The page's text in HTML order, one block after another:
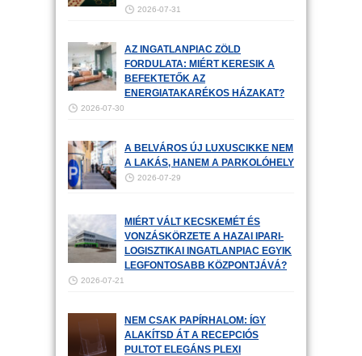
2026-07-31
AZ INGATLANPIAC ZÖLD
FORDULATA: MIÉRT KERESIK A
BEFEKTETŐK AZ
ENERGIATAKARÉKOS HÁZAKAT?
2026-07-30
A BELVÁROS ÚJ LUXUSCIKKE NEM
A LAKÁS, HANEM A PARKOLÓHELY
2026-07-29
MIÉRT VÁLT KECSKEMÉT ÉS
VONZÁSKÖRZETE A HAZAI IPARI-
LOGISZTIKAI INGATLANPIAC EGYIK
LEGFONTOSABB KÖZPONTJÁVÁ?
2026-07-21
NEM CSAK PAPÍRHALOM: ÍGY
ALAKÍTSD ÁT A RECEPCIÓS
PULTOT ELEGÁNS PLEXI